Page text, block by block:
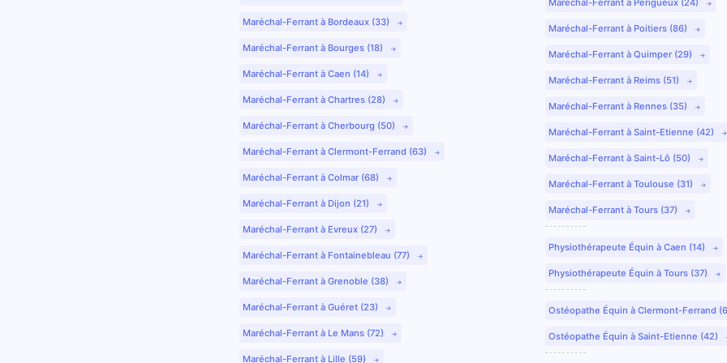
Maréchal-Ferrant à Bordeaux (33)
Maréchal-Ferrant à Bourges (18)
Maréchal-Ferrant à Caen (14)
Maréchal-Ferrant à Chartres (28)
Maréchal-Ferrant à Cherbourg (50)
Maréchal-Ferrant à Clermont-Ferrand (63)
Maréchal-Ferrant à Colmar (68)
Maréchal-Ferrant à Dijon (21)
Maréchal-Ferrant à Evreux (27)
Maréchal-Ferrant à Fontainebleau (77)
Maréchal-Ferrant à Grenoble (38)
Maréchal-Ferrant à Guéret (23)
Maréchal-Ferrant à Le Mans (72)
Maréchal-Ferrant à Lille (59)
Maréchal-Ferrant à Périgueux (24)
Maréchal-Ferrant à Poitiers (86)
Maréchal-Ferrant à Quimper (29)
Maréchal-Ferrant à Reims (51)
Maréchal-Ferrant à Rennes (35)
Maréchal-Ferrant à Saint-Etienne (42)
Maréchal-Ferrant à Saint-Lô (50)
Maréchal-Ferrant à Toulouse (31)
Maréchal-Ferrant à Tours (37)
Physiothérapeute Équin à Caen (14)
Physiothérapeute Équin à Tours (37)
Ostéopathe Équin à Clermont-Ferrand
Ostéopathe Équin à Saint-Etienne (42)